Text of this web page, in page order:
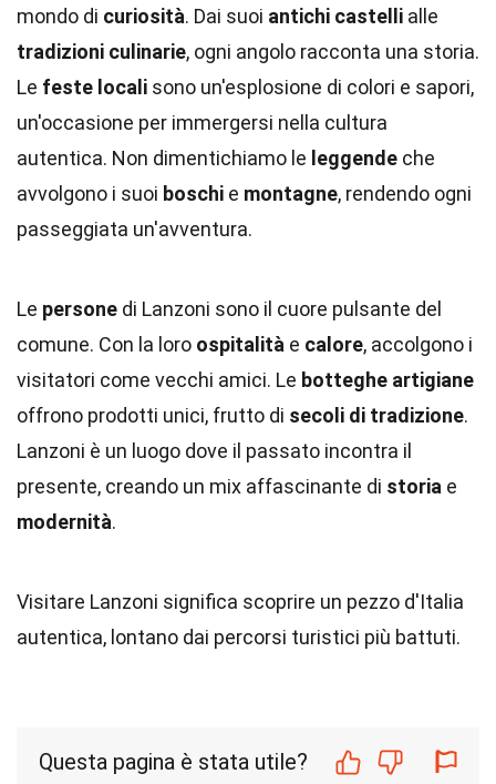
mondo di curiosità. Dai suoi antichi castelli alle
tradizioni culinarie, ogni angolo racconta una storia.
Le feste locali sono un'esplosione di colori e sapori,
un'occasione per immergersi nella cultura
autentica. Non dimentichiamo le leggende che
avvolgono i suoi boschi e montagne, rendendo ogni
passeggiata un'avventura.
Le persone di Lanzoni sono il cuore pulsante del
comune. Con la loro ospitalità e calore, accolgono i
visitatori come vecchi amici. Le botteghe artigiane
offrono prodotti unici, frutto di secoli di tradizione.
Lanzoni è un luogo dove il passato incontra il
presente, creando un mix affascinante di storia e
modernità.
Visitare Lanzoni significa scoprire un pezzo d'Italia
autentica, lontano dai percorsi turistici più battuti.
Questa pagina è stata utile?